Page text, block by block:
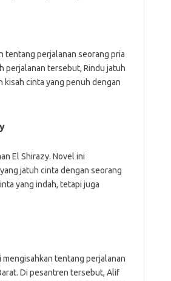
tentang perjalanan seorang pria
perjalanan tersebut, Rindu jatuh
kisah cinta yang penuh dengan
El Shirazy. Novel ini
jatuh cinta dengan seorang
yang indah, tetapi juga
mengisahkan tentang perjalanan
Di pesantren tersebut, Alif